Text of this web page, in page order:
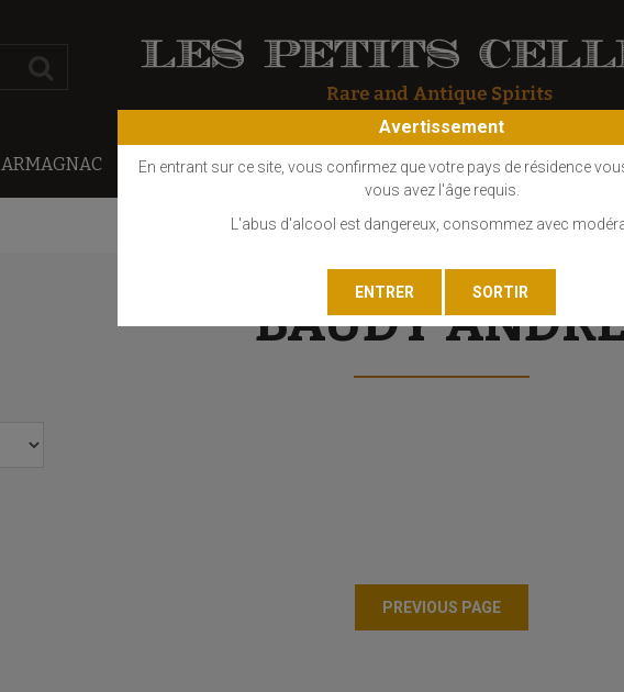
ARMAGNAC CALVADOS COGNAC EAU DE VIE GIN LIQUEUR MARC
BAUDY
Avertissement
En entrant sur ce site, vous confirmez que votre pays de résidence
vous avez l'âge requis.
L'abus d'alcool est dangereux, consommez avec